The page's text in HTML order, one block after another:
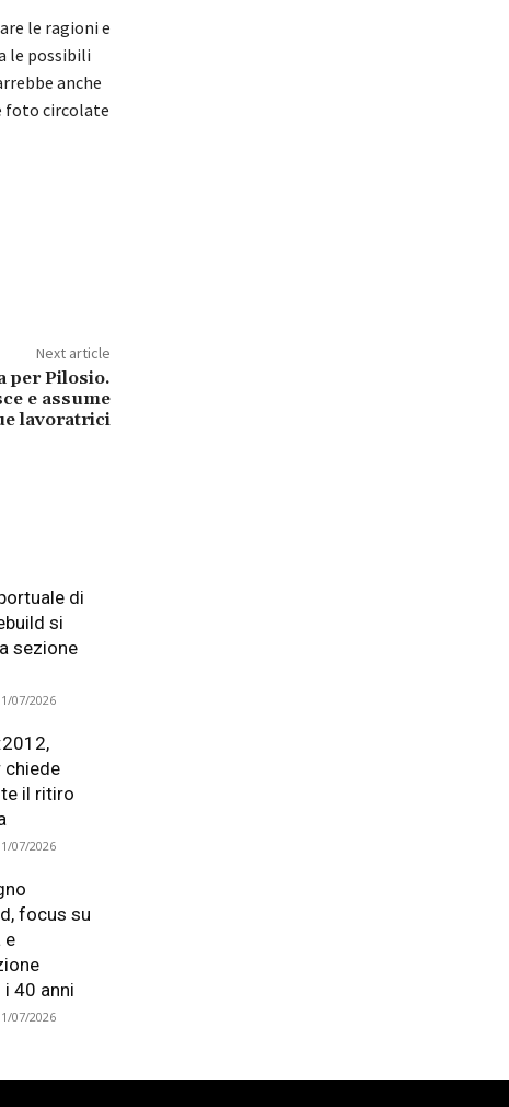
le ragioni e
le possibili
anche
foto circolate
Next article
per Pilosio.
e assume
lavoratrici
di
si
sezione
07/2026
chiede
il ritiro
07/2026
focus su
e
40 anni
07/2026